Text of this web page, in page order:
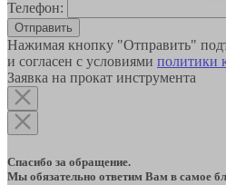
Телефон:
Отправить
Нажимая кнопку "Отправить"
и согласен с условиями политики
Заявка на прокат инструмента
Спасибо за обращение.
Мы обязательно ответим Вам в самое